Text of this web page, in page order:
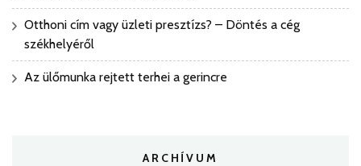
Otthoni cím vagy üzleti presztízs? – Döntés a cég
székhelyéről
Az ülőmunka rejtett terhei a gerincre
ARCHÍVUM